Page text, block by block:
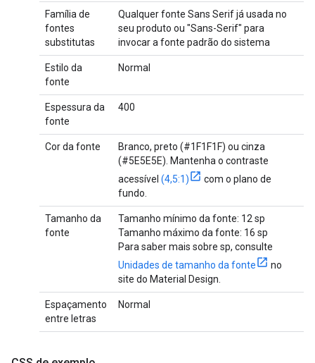
Família de
fontes
substitutas
Qualquer fonte Sans Serif já usada no
seu produto ou "Sans-Serif" para
invocar a fonte padrão do sistema
Estilo da
fonte
Normal
Espessura da
fonte
400
Cor da fonte
Branco, preto (#1F1F1F) ou cinza
(#5E5E5E). Mantenha o contraste
acessível (4,5:1)
com o plano de
fundo.
Tamanho da
fonte
Tamanho mínimo da fonte: 12 sp
Tamanho máximo da fonte: 16 sp
Para saber mais sobre sp, consulte
Unidades de tamanho da fonte
no
site do Material Design.
Espaçamento
entre letras
Normal